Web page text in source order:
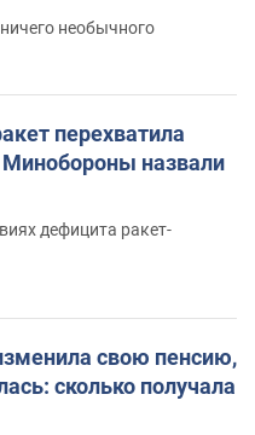
необычного
перехватила
назвали
дефицита ракет-
свою пенсию,
сколько получала